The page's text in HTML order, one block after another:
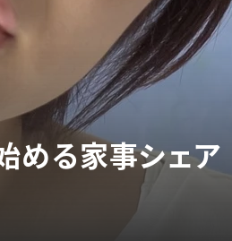
始める家事シェア